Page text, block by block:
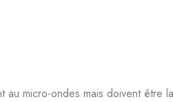
micro-ondes mais doivent être